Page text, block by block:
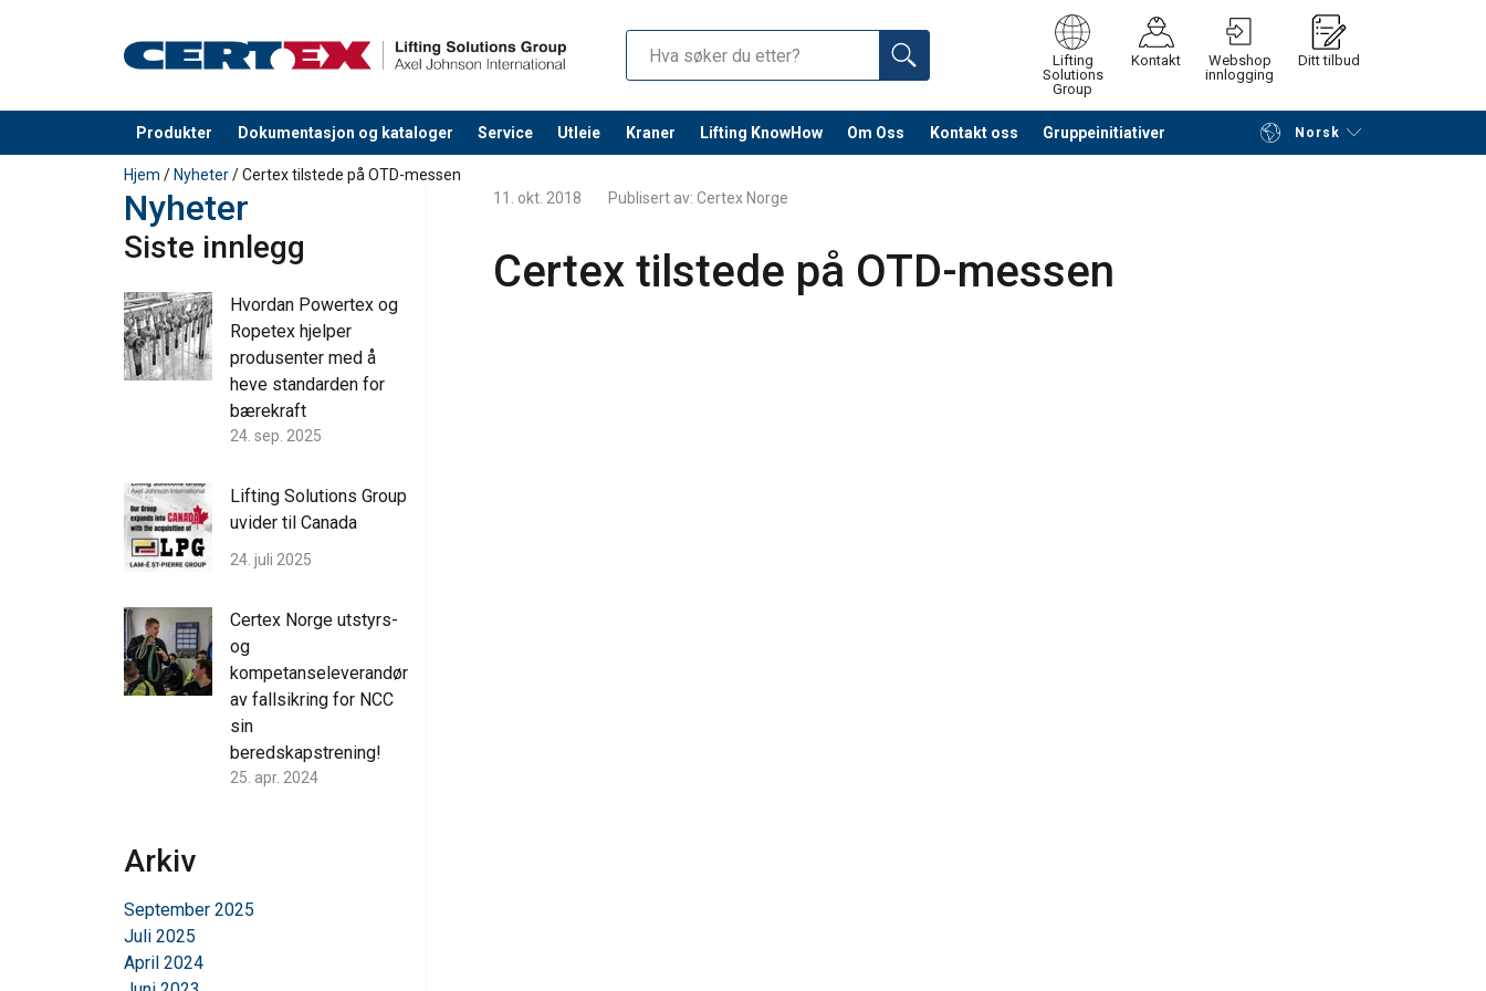
Lifting
Solutions
Group
Kontakt
Webshop
innlogging
Ditt tilbud
Produkter Dokumentasjon og kataloger Service Utleie Kraner Lifting KnowHow Om Oss Kontakt oss Gruppeinitiativer Norsk
Produkt lagt i din handlekurv Fortsett å søke etter produkter Be om tilbud
Hjem / Nyheter/ Certex tilstede på OTD-messen
11. okt. 2018
Publisert av: Certex Norge
Certex tilstede på OTD-messen
Nyheter
Siste innlegg
Hvordan Powertex og
Ropetex hjelper
produsenter med å
heve standarden for
bærekraft
24. sep. 2025
Lifting Solutions Group
uvider til Canada
24. juli 2025
Certex Norge utstyrs-
og
kompetanseleverandør
av fallsikring for NCC
sin
beredskapstrening!
25. apr. 2024
Arkiv
September 2025
Juli 2025
April 2024